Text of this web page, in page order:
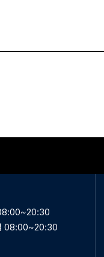
08:00~20:30